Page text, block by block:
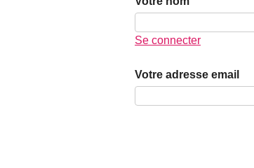
Se connecter
Votre adresse email